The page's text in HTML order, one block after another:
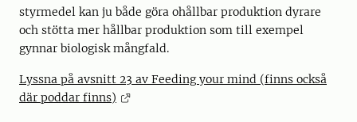
styrmedel kan ju både göra ohållbar produktion dyrare
och stötta mer hållbar produktion som till exempel
gynnar biologisk mångfald.
Lyssna på avsnitt 23 av Feeding your mind (finns också
där poddar finns)